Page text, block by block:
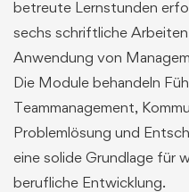
betreute Lernstunden
sechs schriftliche
Anwendung von
Die Module behandeln
Teammanagement,
Problemlösung und
eine solide Grundlage für
berufliche Entwicklung.